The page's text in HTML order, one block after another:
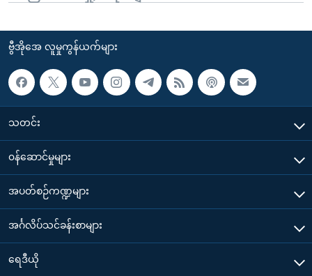
ဗွီအိုအေ လူမှုကွန်ယက်များ
သတင်း
၀န်ဆောင်မှုများ
အပတ်စဉ်ကဏ္ဍများ
အင်္ဂလိပ်သင်ခန်းစာများ
ရေဒီယို